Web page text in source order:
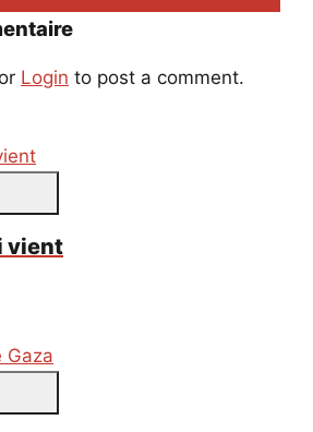
Login to post a comment.
vient